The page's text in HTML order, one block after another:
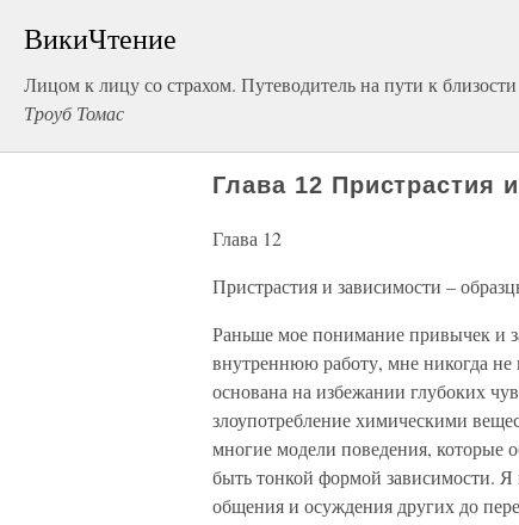
ВикиЧтение
Лицом к лицу со страхом. Путеводитель на пути к близости
Троуб Томас
Глава 12 Пристрастия
Глава 12
Пристрастия и зависимости –
Раньше мое понимание привычек и
внутреннюю работу, мне никогда не
основана на избежании глубоких
злоупотребление химическими
многие модели поведения, которые
быть тонкой формой зависимости. Я
общения и осуждения других до